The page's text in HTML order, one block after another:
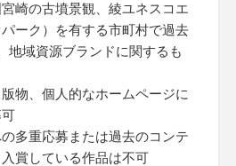
崎の古墳景観、綾ユネスコエ
ーク）を有する市町村で過去
地域資源ブランドに関するも
物、個人的なホームページに
多重応募または過去のコンテ
賞している作品は不可